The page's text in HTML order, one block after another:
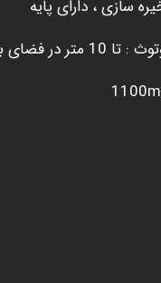
سازی ، دارای پایه
در فضای باز